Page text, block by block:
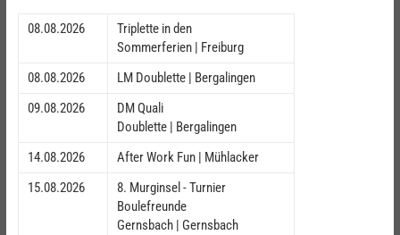
08.08.2026
Triplette in den
Sommerferien | Freiburg
08.08.2026
LM Doublette | Bergalingen
09.08.2026
DM Quali
Doublette | Bergalingen
14.08.2026
After Work Fun | Mühlacker
15.08.2026
8. Murginsel - Turnier
Boulefreunde
Gernsbach | Gernsbach